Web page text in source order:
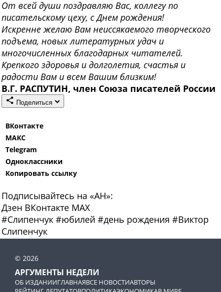
От всей души поздравляю Вас, коллегу по
писательскому цеху, с Днем рождения!
Искренне желаю Вам неиссякаемого творческого
подъема, новых литературных удач и
многочисленных благодарных читателей.
Крепкого здоровья и долголетия, счастья и
радости Вам и всем Вашим близким!
В.Г. РАСПУТИН, член Союза писателей России
Поделиться
ВКонтакте
МАКС
Telegram
Одноклассники
Копировать ссылку
Подписывайтесь на «АН»:
Дзен ВКонтакте МАХ
#Слипенчук #юбилей #день рождения #Виктор
Слипенчук
© 2026
АРГУМЕНТЫ НЕДЕЛИ
ОБ ИЗДАНИИГЛАВНАЯВСЕ НОВОСТИАВТОРЫ